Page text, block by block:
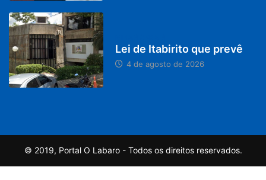
Lei de Itabirito que prevê
4 de agosto de 2026
© 2019, Portal O Labaro - Todos os direitos reservados.